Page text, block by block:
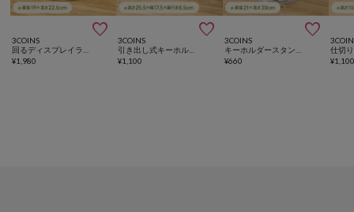

3COINS
¥1,980

3COINS
¥1,100

3COINS
¥660 ¥